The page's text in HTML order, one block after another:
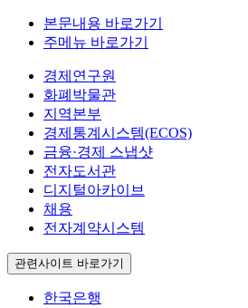
본문내용 바로가기
주메뉴 바로가기
경제연구원
화폐박물관
지역본부
경제통계시스템(ECOS)
금융·경제 스냅샷
전자도서관
디지털아카이브
채용
전자계약시스템
관련사이트 바로가기
한국은행